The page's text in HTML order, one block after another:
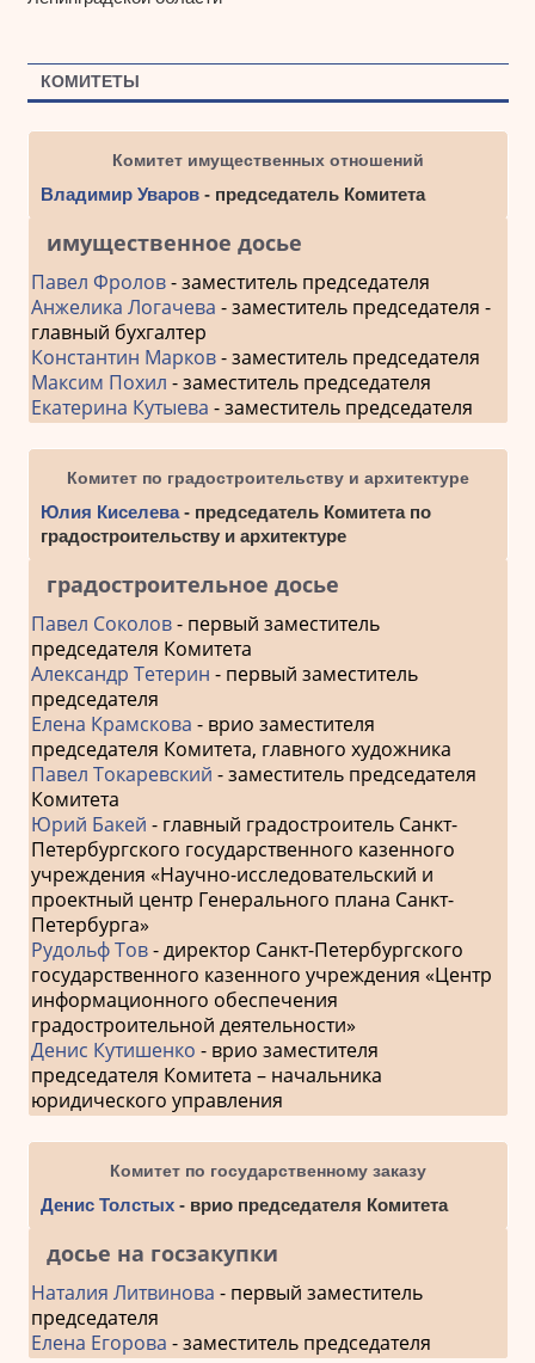
КОМИТЕТЫ
Комитет имущественных отношений
Владимир Уваров- председатель Комитета
имущественное досье
Павел Фролов- заместитель председателя
Анжелика Логачева - заместитель председателя -
главный бухгалтер
Константин Марков- заместитель председателя
Максим Похил - заместитель председателя
Екатерина Кутыева - заместитель председателя
Комитет по градостроительству и архитектуре
Юлия Киселева- председатель Комитета по
градостроительству и архитектуре
градостроительное досье
Павел Соколов- первый заместитель
председателя Комитета
Александр Тетерин - первый заместитель
председателя
Елена Крамскова - врио заместителя
председателя Комитета, главного художника
Павел Токаревский - заместитель председателя
Комитета
Юрий Бакей - главный градостроитель Санкт-
Петербургского государственного казенного
учреждения «Научно-исследовательский и
проектный центр Генерального плана Санкт-
Петербурга»
Рудольф Тов- директор Санкт-Петербургского
государственного казенного учреждения «Центр
информационного обеспечения
градостроительной деятельности»
Денис Кутишенко - врио заместителя
председателя Комитета – начальника
юридического управления
Комитет по государственному заказу
Денис Толстых- врио председателя Комитета
досье на госзакупки
Наталия Литвинова - первый заместитель
председателя
Елена Егорова - заместитель председателя